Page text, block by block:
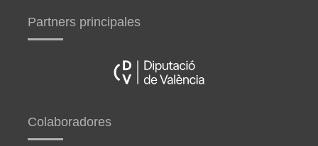
Partners principales
Colaboradores